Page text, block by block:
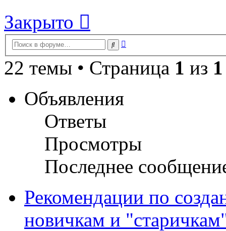
Закрыто
Поиск
22 темы • Страница 1 из 1
Объявления
Ответы
Просмотры
Последнее
Рекомендации по
новичкам и